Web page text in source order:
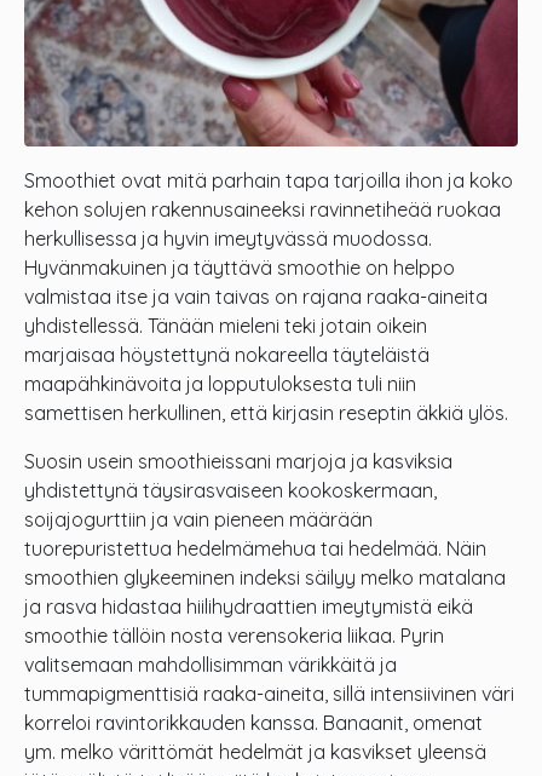
Smoothiet ovat mitä parhain tapa tarjoilla ihon ja koko
kehon solujen rakennusaineeksi ravinnetiheää ruokaa
herkullisessa ja hyvin imeytyvässä muodossa.
Hyvänmakuinen ja täyttävä smoothie on helppo
valmistaa itse ja vain taivas on rajana raaka-aineita
yhdistellessä. Tänään mieleni teki jotain oikein
marjaisaa höystettynä nokareella täyteläistä
maapähkinävoita ja lopputuloksesta tuli niin
samettisen herkullinen, että kirjasin reseptin äkkiä ylös.
Suosin usein smoothieissani marjoja ja kasviksia
yhdistettynä täysirasvaiseen kookoskermaan,
soijajogurttiin ja vain pieneen määrään
tuorepuristettua hedelmämehua tai hedelmää. Näin
smoothien glykeeminen indeksi säilyy melko matalana
ja rasva hidastaa hiilihydraattien imeytymistä eikä
smoothie tällöin nosta verensokeria liikaa. Pyrin
valitsemaan mahdollisimman värikkäitä ja
tummapigmenttisiä raaka-aineita, sillä intensiivinen väri
korreloi ravintorikkauden kanssa. Banaanit, omenat
ym. melko värittömät hedelmät ja kasvikset yleensä